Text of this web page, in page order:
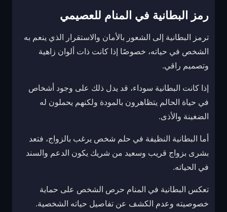
رمز البطانية في المنام للعصيمي
ترمز البطانية إلى الشعور بالأمان والاستقرار الذي ينعم به
الشخص في حياته، خصوصًا إذا كانت ذات ألوان زاهية
وتصميم راقي.
إذا كانت البطانية سوداء، قد يدل ذلك على وجود أشخاص
في حياة الحالم يتظاهرون بالمودة ولكنهم يحملون له
الضغينة والأذى.
أما البطانية النظيفة في حلم شخص يرغب بالزواج، فتعد
بشرى بزواج قريب وسعيد من شريك يكون الدعم والسند
في الحياته.
تعكس البطانية في المنام حرص الشخص على حماية
خصوصيته وعدم الكشف عن تفاصيل حياته الشخصية.